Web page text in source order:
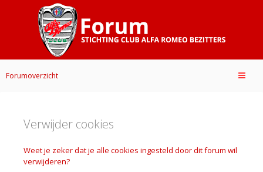
Forumoverzicht
Verwijder cookies
Weet je zeker dat je alle cookies ingesteld door dit forum wil
verwijderen?